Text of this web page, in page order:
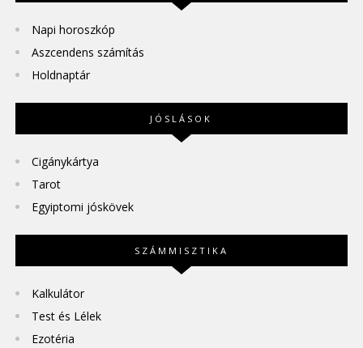
Napi horoszkóp
Aszcendens számítás
Holdnaptár
JÓSLÁSOK
Cigánykártya
Tarot
Egyiptomi jóskövek
SZÁMMISZTIKA
Kalkulátor
Test és Lélek
Ezotéria